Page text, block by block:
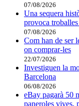
07/08/2026
Una sequera
provoca
07/08/2026
Com han de ser
on comprar-les
22/07/2026
Investiguen la
Barcelona
06/08/2026
eBay pagarà 50
paneroles vives,